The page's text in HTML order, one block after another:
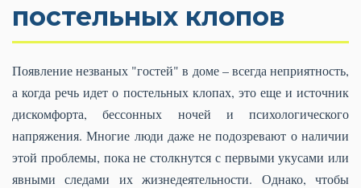
постельных клопов
Появление незваных "гостей" в доме – всегда неприятность,
а когда речь идет о постельных клопах, это еще и источник
дискомфорта, бессонных ночей и психологического
напряжения. Многие люди даже не подозревают о наличии
этой проблемы, пока не столкнутся с первыми укусами или
явными следами их жизнедеятельности. Однако, чтобы